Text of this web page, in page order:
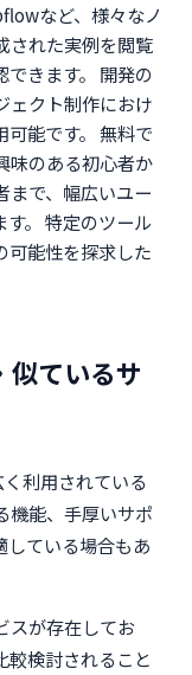
など、様々なノ
された実例を閲覧
きます。 開発の
ェクト制作におけ
能です。 無料で
味のある初心者か
まで、幅広いユー
。 特定のツール
可能性を探求した
似ているサ
利用されている
機能、手厚いサポ
している場合もあ
スが存在してお
較検討されること